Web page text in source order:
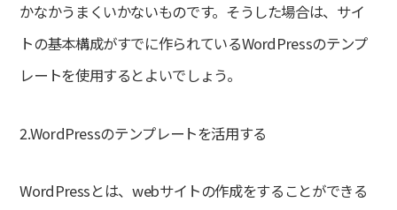
かなかうまくいかないものです。そうした場合は、サイ
トの基本構成がすでに作られているWordPressのテンプ
レートを使用するとよいでしょう。
2.WordPressのテンプレートを活用する
WordPressとは、webサイトの作成をすることができる